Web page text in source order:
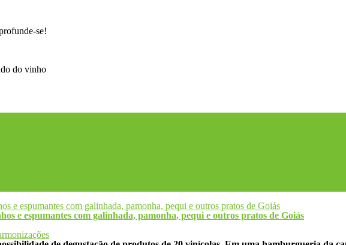
se!
do vinho
e espumantes com galinhada, pamonha, pequi e outros pratos de Goiás